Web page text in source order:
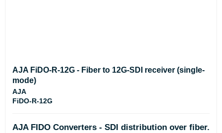
AJA FiDO-R-12G - Fiber to 12G-SDI receiver (single-
mode)
AJA
FiDO-R-12G
AJA FIDO Converters - SDI distribution over fiber.